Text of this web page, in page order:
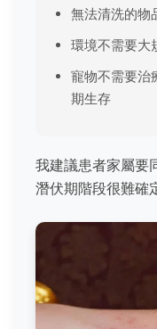
無法清洗的物
環境不需要大
寵物不需要治
期生存
我建議患者家屬要
潛伏期階段很難確